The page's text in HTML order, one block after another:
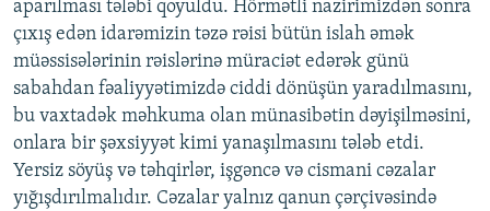
aparılması tələbi qoyuldu. Hörmətli nazirimizdən sonra
çıxış edən idarəmizin təzə rəisi bütün islah əmək
müəssisələrinin rəislərinə müraciət edərək günü
sabahdan fəaliyyətimizdə ciddi dönüşün yaradılmasını,
bu vaxtadək məhkuma olan münasibətin dəyişilməsini,
onlara bir şəxsiyyət kimi yanaşılmasını tələb etdi.
Yersiz söyüş və təhqirlər, işgəncə və cismani cəzalar
yığışdırılmalıdır. Cəzalar yalnız qanun çərçivəsində